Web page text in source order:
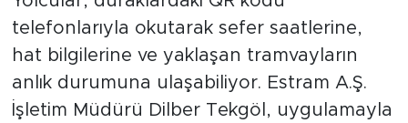
telefonlarıyla okutarak sefer saatlerine,
hat bilgilerine ve yaklaşan tramvayların
anlık durumuna ulaşabiliyor. Estram A.Ş.
İşletim Müdürü Dilber Tekgöl, uygulamayla